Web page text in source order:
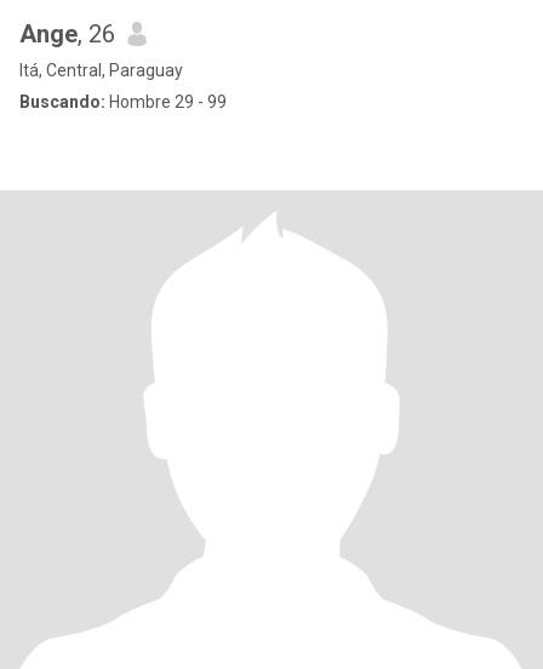
Ange, 26
Itá, Central, Paraguay
Buscando: Hombre 29 - 99